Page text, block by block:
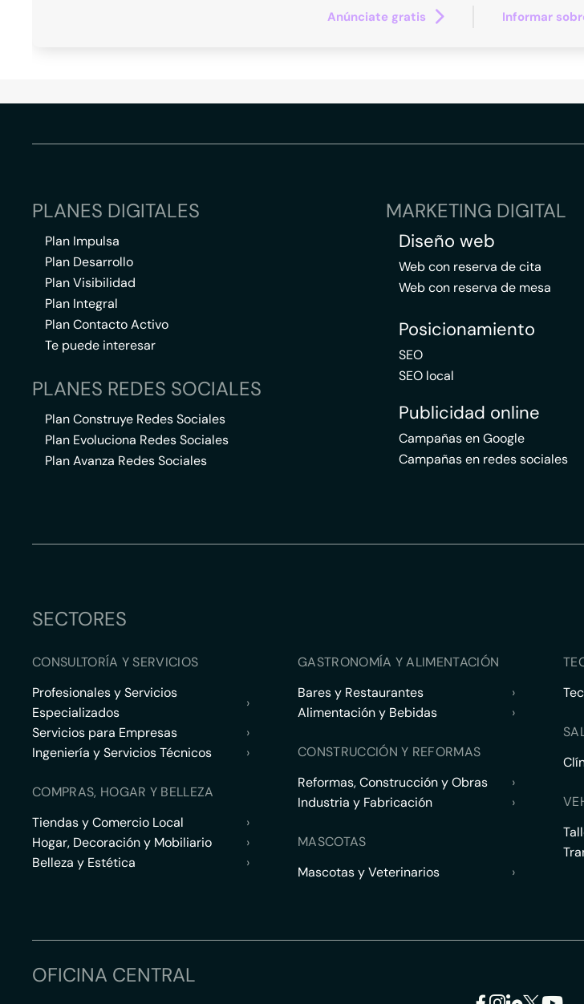
Anúnciate gratis Informar
PLANES DIGITALES
Plan Impulsa
Plan Desarrollo
Plan Visibilidad
Plan Integral
Plan Contacto Activo
Te puede interesar
PLANES REDES SOCIALES
Plan Construye Redes Sociales
Plan Evoluciona Redes Sociales
Plan Avanza Redes Sociales
MARKETING DIGITAL
Diseño web
Web con reserva de cita
Web con reserva de mesa
Posicionamiento
SEO
SEO local
Publicidad online
Campañas en Google
Campañas en redes sociales
SECTORES
CONSULTORÍA Y SERVICIOS
Profesionales y Servicios
Especializados
›
Servicios para Empresas
›
Ingeniería y Servicios Técnicos
›
COMPRAS, HOGAR Y BELLEZA
Tiendas y Comercio Local
›
Hogar, Decoración y Mobiliario
›
Belleza y Estética
›
GASTRONOMÍA Y ALIMENTACIÓN
Bares y Restaurantes
›
Alimentación y Bebidas
›
CONSTRUCCIÓN Y REFORMAS
Reformas, Construcción y Obras
›
Industria y Fabricación
›
MASCOTAS
Mascotas y Veterinarios
›
OFICINA CENTRAL